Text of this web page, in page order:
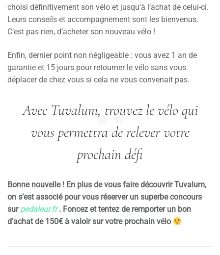
choisi définitivement son vélo et jusqu’à l’achat de celui-ci.
Leurs conseils et accompagnement sont les bienvenus.
C’est pas rien, d’acheter son nouveau vélo !
Enfin, dernier point non négligeable : vous avez 1 an de
garantie et 15 jours pour retourner le vélo sans vous
déplacer de chez vous si cela ne vous convenait pas.
Avec Tuvalum, trouvez le vélo qui
vous permettra de relever votre
prochain défi
Bonne nouvelle ! En plus de vous faire découvrir Tuvalum,
on s’est associé pour vous réserver un superbe concours
sur pedaleur.fr. Foncez et tentez de remporter un bon
d’achat de 150€ à valoir sur votre prochain vélo